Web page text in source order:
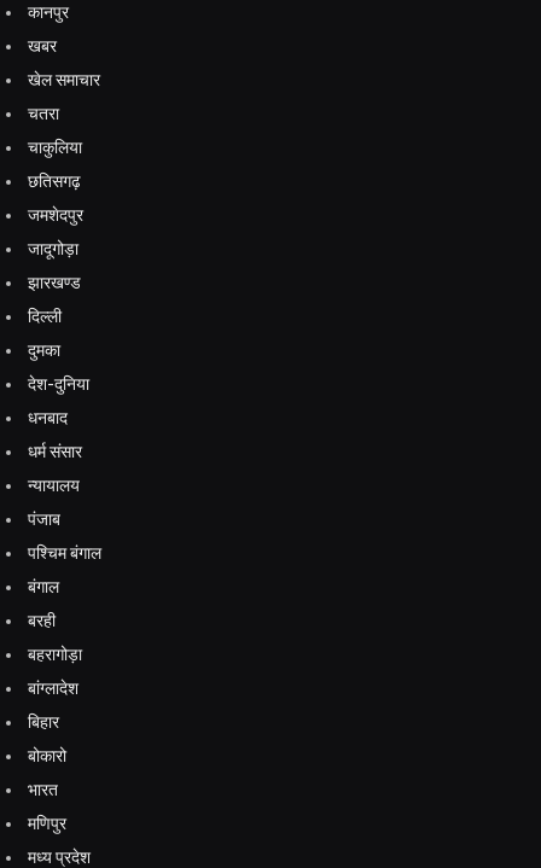
कानपुर
खबर
खेल समाचार
चतरा
चाकुलिया
छतिसगढ़
जमशेदपुर
जादूगोड़ा
झारखण्ड
दिल्ली
दुमका
देश-दुनिया
धनबाद
धर्म संसार
न्यायालय
पंजाब
पश्चिम बंगाल
बंगाल
बरही
बहरागोड़ा
बांग्लादेश
बिहार
बोकारो
भारत
मणिपुर
मध्य प्रदेश